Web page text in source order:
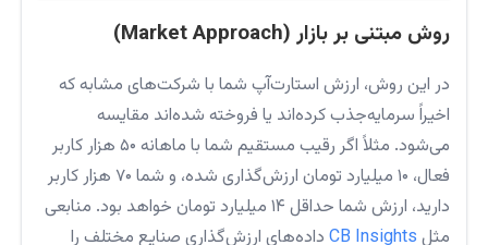
روش مبتنی بر بازار (Market Approach)
در این روش، ارزش استارت‌آپ شما با شرکت‌های مشابه که
اخیراً سرمایه‌جذب کرده‌اند یا فروخته شده‌اند مقایسه
می‌شود. مثلاً اگر رقیب مستقیم شما با ماهانه ۵۰ هزار کاربر
فعال، ۱۰ میلیارد تومان ارزش‌گذاری شده، و شما ۷۰ هزار کاربر
دارید، ارزش شما حداقل ۱۴ میلیارد تومان خواهد بود. منابعی
مثل CB Insights داده‌های ارزش‌گذاری صنایع مختلف را